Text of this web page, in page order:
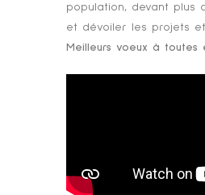
population, devant plus
et dévoiler les projets
Meilleurs voeux à toutes